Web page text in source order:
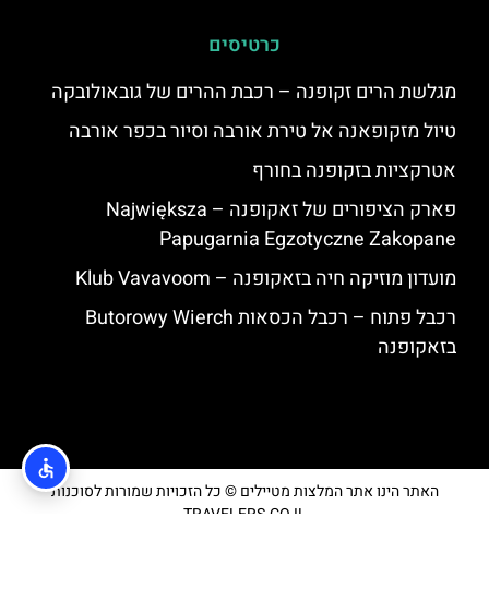
כרטיסים
מגלשת הרים זקופנה – רכבת ההרים של גובאולובקה
טיול מזקופאנה אל טירת אורבה וסיור בכפר אורבה
אטרקציות בזקופנה בחורף
פארק הציפורים של זאקופנה – Największa
Papugarnia Egzotyczne Zakopane
מועדון מוזיקה חיה בזאקופנה – Klub Vavavoom
רכבל פתוח – רכבל הכסאות Butorowy Wierch
בזאקופנה
האתר הינו אתר המלצות מטיילים © כל הזכויות שמורות לסוכנות
TRAVELERS.CO.IL